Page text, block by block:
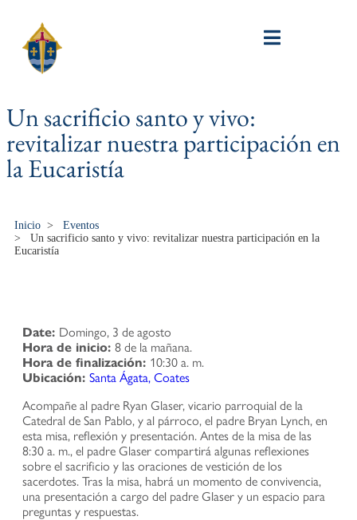
Un sacrificio santo y vivo:
revitalizar nuestra participación en
la Eucaristía
Inicio >
Eventos
>
Un sacrificio santo y vivo: revitalizar nuestra participación en la
Eucaristía
Date: Domingo, 3 de agosto
Hora de inicio: 8 de la mañana.
Hora de finalización: 10:30 a. m.
Ubicación: Santa Ágata, Coates
Acompañe al padre Ryan Glaser, vicario parroquial de la
Catedral de San Pablo, y al párroco, el padre Bryan Lynch, en
esta misa, reflexión y presentación. Antes de la misa de las
8:30 a. m., el padre Glaser compartirá algunas reflexiones
sobre el sacrificio y las oraciones de vestición de los
sacerdotes. Tras la misa, habrá un momento de convivencia,
una presentación a cargo del padre Glaser y un espacio para
preguntas y respuestas.